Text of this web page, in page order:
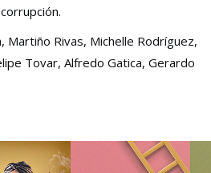
Martiño Rivas, Michelle Rodríguez,
Tovar, Alfredo Gatica, Gerardo